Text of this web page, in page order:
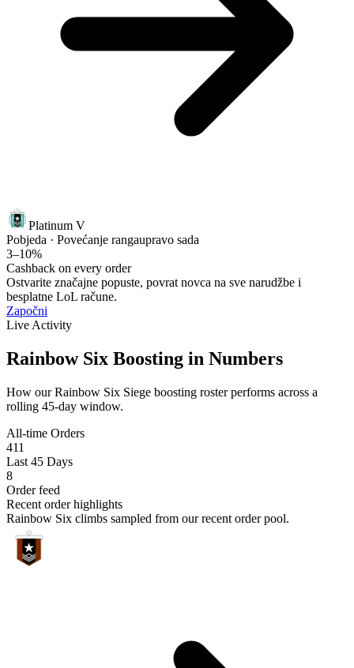
Platinum V
Pobjeda · Povećanje rangaupravo sada
3–10%
Cashback on every order
Ostvarite značajne popuste, povrat novca na sve narudžbe i
besplatne LoL račune.
Započni
Live Activity
Rainbow Six Boosting in Numbers
How our Rainbow Six Siege boosting roster performs across a
rolling 45-day window.
All-time Orders
411
Last 45 Days
8
Order feed
Recent order highlights
Rainbow Six climbs sampled from our recent order pool.